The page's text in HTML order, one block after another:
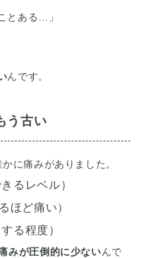
とある…」
んです。
う古い
に痛みがありました。
レベル）
ど痛い）
る程度）
みが圧倒的に少ないんで